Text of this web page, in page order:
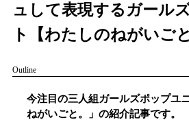
#男性シンガー #HR/HM #女性シン
記事一覧
プレスリリース一覧
ュして表現するガール
ト【わたしのねがいごと
Outline
今注目の三人組ガールズポップユ
ねがいごと。」の紹介記事です。